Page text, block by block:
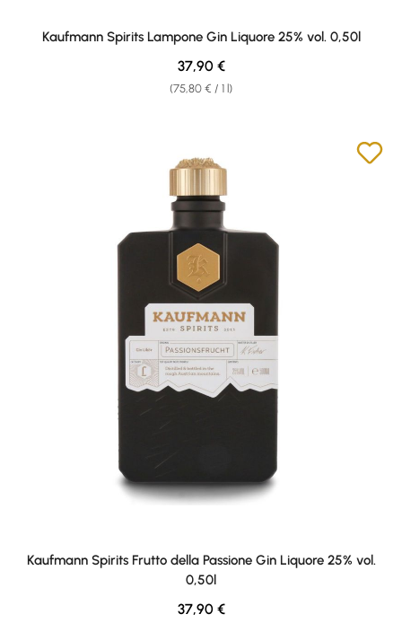
Kaufmann Spirits Lampone Gin Liquore 25% vol. 0,50l
(75,80 € / 1 l)
Regular price:
37,90 €
Kaufmann Spirits Frutto della Passione Gin Liquore 25% vol.
0,50l
Regular price:
37,90 €